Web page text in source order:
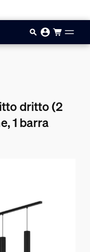
dritto (2
1 barra